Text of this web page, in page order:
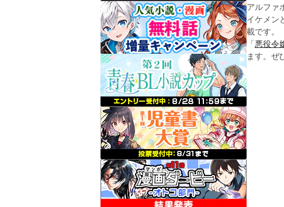
アルファ
イケメン
載です。
「 悪役令
ます。ぜ